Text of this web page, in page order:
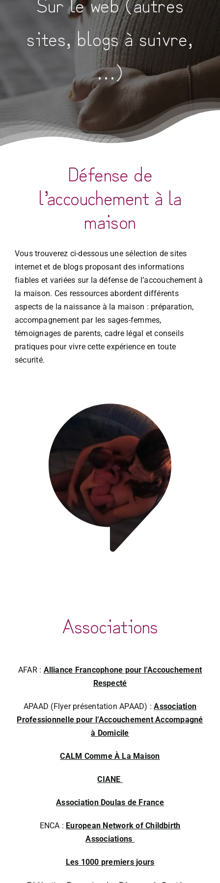
sites, blogs à suivre,
…)
Défense de
l’accouchement à la
maison
Vous trouverez ci-dessous une sélection de sites
internet et de blogs proposant des informations
fiables et variées sur la défense de l’accouchement à
la maison. Ces ressources abordent différents
aspects de la naissance à la maison : préparation,
accompagnement par les sages-femmes,
témoignages de parents, cadre légal et conseils
pratiques pour vivre cette expérience en toute
sécurité.
Associations
AFAR : Alliance Francophone pour l’Accouchement
Respecté
APAAD (Flyer présentation APAAD) :Association
Professionnelle pour l’Accouchement Accompagné
à Domicile
CALM Comme À La Maison
CIANE
Association Doulas de France
ENCA : European Network of Childbirth
Associations
Les 1000 premiers jours